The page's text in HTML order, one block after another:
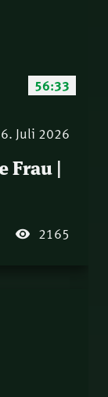
56:33
Juli 2026
Frau |
2165